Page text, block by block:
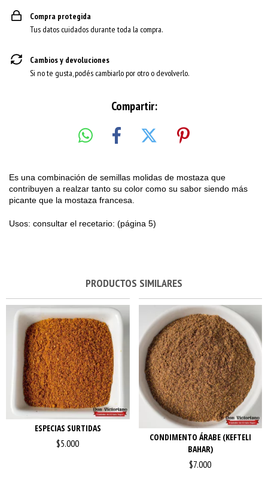
Compra protegida
Tus datos cuidados durante toda la compra.
Cambios y devoluciones
Si no te gusta, podés cambiarlo por otro o devolverlo.
Compartir:
Es una combinación de semillas molidas de mostaza que
contribuyen a realzar tanto su color como su sabor siendo más
picante que la mostaza francesa.
Usos: consultar el recetario: (página 5)
PRODUCTOS SIMILARES
ESPECIAS SURTIDAS
$5.000
CONDIMENTO ÁRABE (KEFTELI
BAHAR)
$7.000